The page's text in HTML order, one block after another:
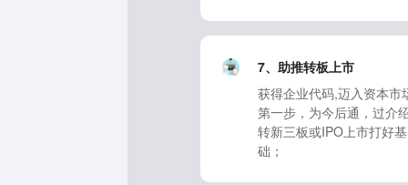
7、助推转板上市
获得企业代码,迈入资本市
第一步，为今后通，过介
转新三板或IPO上市打好基
础；